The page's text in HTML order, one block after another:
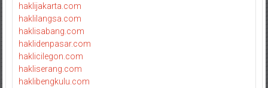
haklijakarta.com
haklilangsa.com
haklisabang.com
haklidenpasar.com
haklicilegon.com
hakliserang.com
haklibengkulu.com